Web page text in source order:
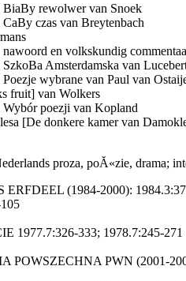
BiaBy rewolwer van Snoek
czas van Breytenbach
en volkskundig
Amsterdamska van
wybrane van Paul van
fruit] van Wolkers
poezji van Kopland
[De donkere kamer van
proza, poĂ«zie, drama;
ERFDEEL (1984-2000):
1977.7:326-333; 1978.7:245-271
PWN (2001-